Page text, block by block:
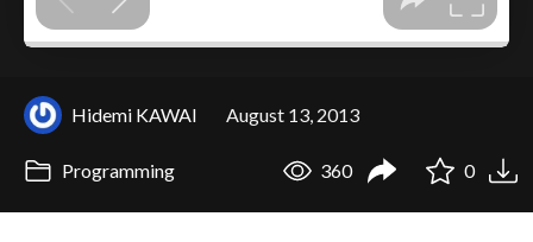
Hidemi KAWAI August 13, 2013
Programming 360 0